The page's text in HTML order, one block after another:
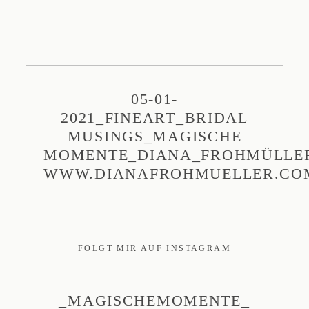
05-01-
2021_FINEART_BRIDAL
MUSINGS_MAGISCHE
FOLGT MIR AUF INSTAGRAM
_MAGISCHEMOMENTE_